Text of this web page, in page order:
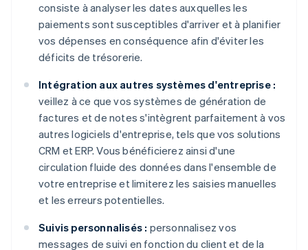
consiste à analyser les dates auxquelles les
paiements sont susceptibles d'arriver et à planifier
vos dépenses en conséquence afin d'éviter les
déficits de trésorerie.
Intégration aux autres systèmes d'entreprise :
veillez à ce que vos systèmes de génération de
factures et de notes s'intègrent parfaitement à vos
autres logiciels d'entreprise, tels que vos solutions
CRM et ERP. Vous bénéficierez ainsi d'une
circulation fluide des données dans l'ensemble de
votre entreprise et limiterez les saisies manuelles
et les erreurs potentielles.
Suivis personnalisés : personnalisez vos
messages de suivi en fonction du client et de la